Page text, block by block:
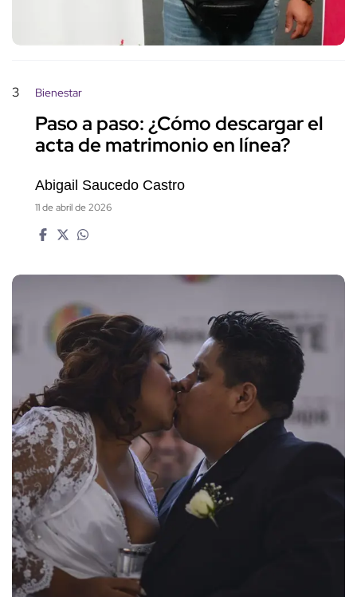
3 Bienestar
Paso a paso: ¿Cómo descargar el
acta de matrimonio en línea?
Abigail Saucedo Castro
11 de abril de 2026